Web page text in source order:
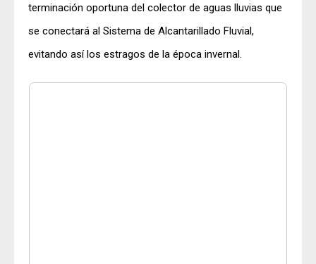
terminación oportuna del colector de aguas lluvias que
se conectará al Sistema de Alcantarillado Fluvial,
evitando así los estragos de la época invernal.